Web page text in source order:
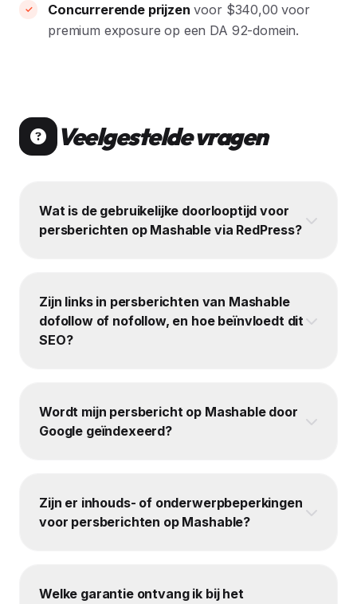
Concurrerende prijzen voor $340,00 voor
premium exposure op een DA 92-domein.
Veelgestelde vragen
Wat is de gebruikelijke doorlooptijd voor
persberichten op Mashable via RedPress?
Zijn links in persberichten van Mashable
dofollow of nofollow, en hoe beïnvloedt dit
SEO?
Wordt mijn persbericht op Mashable door
Google geïndexeerd?
Zijn er inhouds- of onderwerpbeperkingen
voor persberichten op Mashable?
Welke garantie ontvang ik bij het